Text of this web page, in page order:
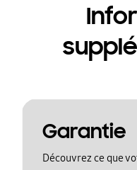
Garantie
Découvrez ce que